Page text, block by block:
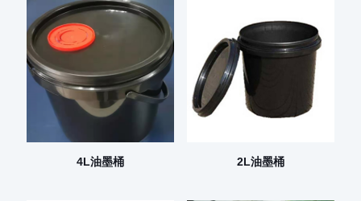
4L油墨桶 2L油墨桶